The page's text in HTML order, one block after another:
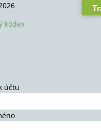
kodex
účtu